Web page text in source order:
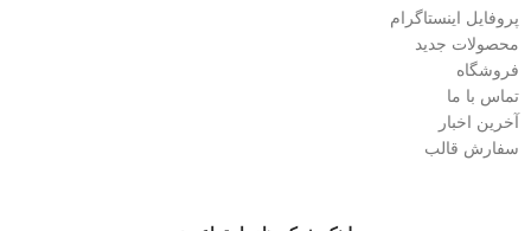
پروفایل اینستاگرام
محصولات جدید
فروشگاه
تماس با ما
آخرین اخبار
سفارش قالب